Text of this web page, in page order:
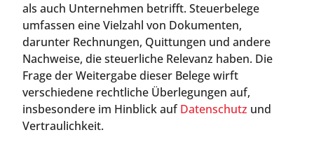
als auch Unternehmen betrifft. Steuerbelege
umfassen eine Vielzahl von Dokumenten,
darunter Rechnungen, Quittungen und andere
Nachweise, die steuerliche Relevanz haben. Die
Frage der Weitergabe dieser Belege wirft
verschiedene rechtliche Überlegungen auf,
insbesondere im Hinblick aufDatenschutz und
Vertraulichkeit.